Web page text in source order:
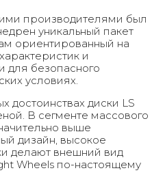
производителями был
уникальный пакет
ориентированный на
и
для безопасного
условиях.
достоинствах диски LS
В сегменте массового
выше
дизайн, высокое
делают внешний вид
Wheels по-настоящему